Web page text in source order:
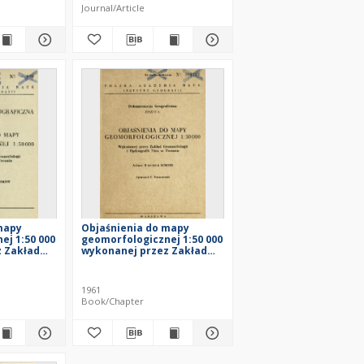
Journal/Article
1:50 000
Objaśnienia do mapy
geomorfologicznej 1:50 000
wykonanej przez Zakład
33-143-A Kórnik
1961
Book/Chapter